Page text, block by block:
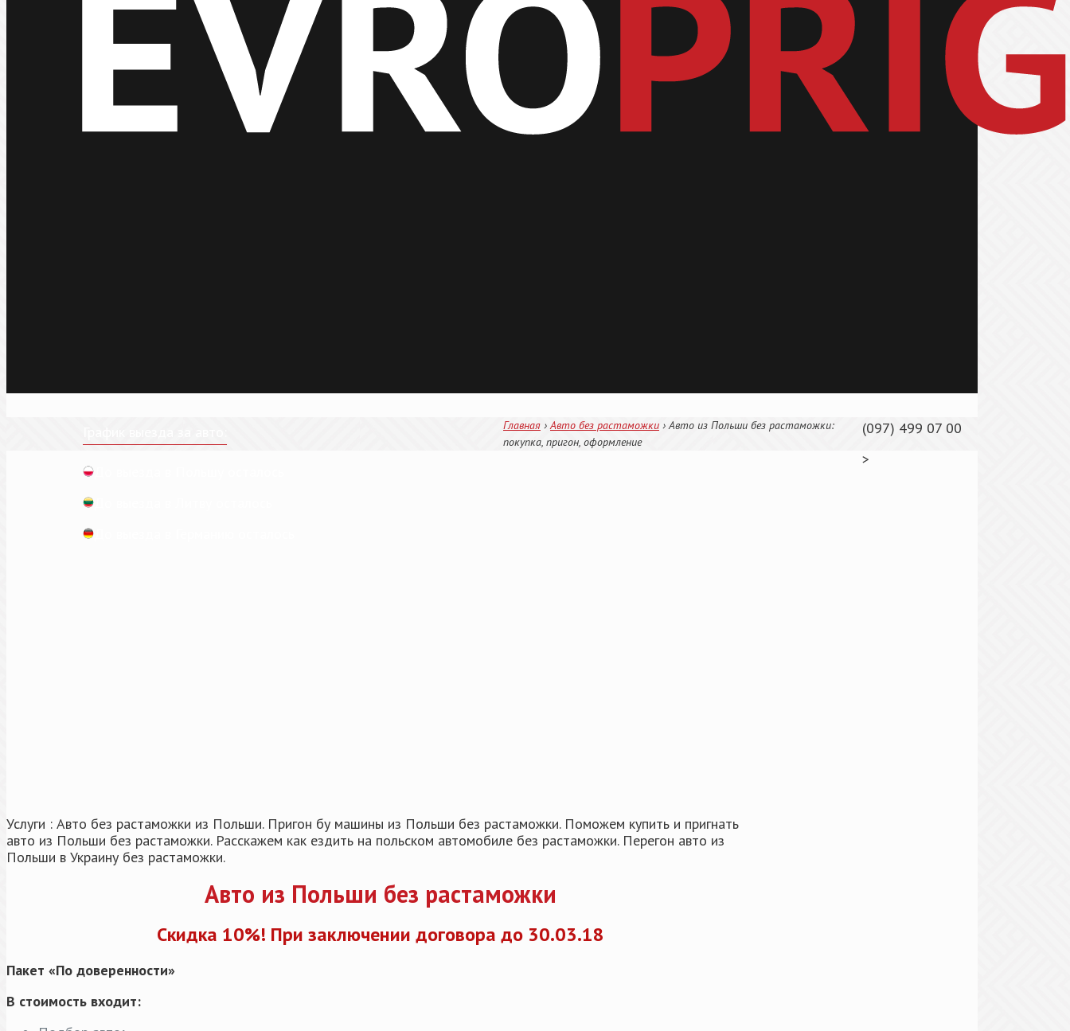
(097) 499 07 00
>
Главная › Авто без растаможки › Авто из Польши без растаможки:
покупка, пригон, оформление
Услуги : Авто без растаможки из Польши. Пригон бу машины из Польши без растаможки. Поможем купить и пригнать
авто из Польши без растаможки. Расскажем как ездить на польском автомобиле без растаможки. Перегон авто из
Польши в Украину без растаможки.
Авто из Польши без растаможки
Скидка 10%! При заключении договора до 30.03.18
Пакет «По доверенности»
В стоимость входит: